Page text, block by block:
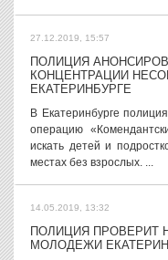
27.12.2019, 15:57
ПОЛИЦИЯ
КОНЦЕНТРАЦИИ
ЕКАТЕРИНБУРГЕ
В Екатеринбурге
операцию
искать детей и
местах без взрослых. ...
14.05.2019, 13:32
ПОЛИЦИЯ ПРОВЕРИТ
МОЛОДЕЖИ